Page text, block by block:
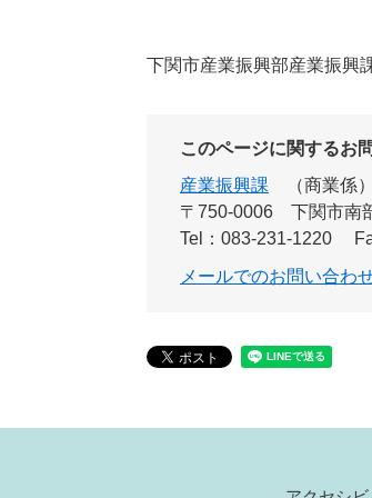
下関市産業振興部産業振
このページに関するお
産業振興課
商業係
〒750-0006
下関市南
Tel：083-231-1220
メールでのお問い合わ